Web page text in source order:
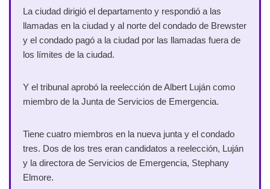
La ciudad dirigió el departamento y respondió a las
llamadas en la ciudad y al norte del condado de Brewster
y el condado pagó a la ciudad por las llamadas fuera de
los límites de la ciudad.
Y el tribunal aprobó la reelección de Albert Luján como
miembro de la Junta de Servicios de Emergencia.
Tiene cuatro miembros en la nueva junta y el condado
tres. Dos de los tres eran candidatos a reelección, Luján
y la directora de Servicios de Emergencia, Stephany
Elmore.